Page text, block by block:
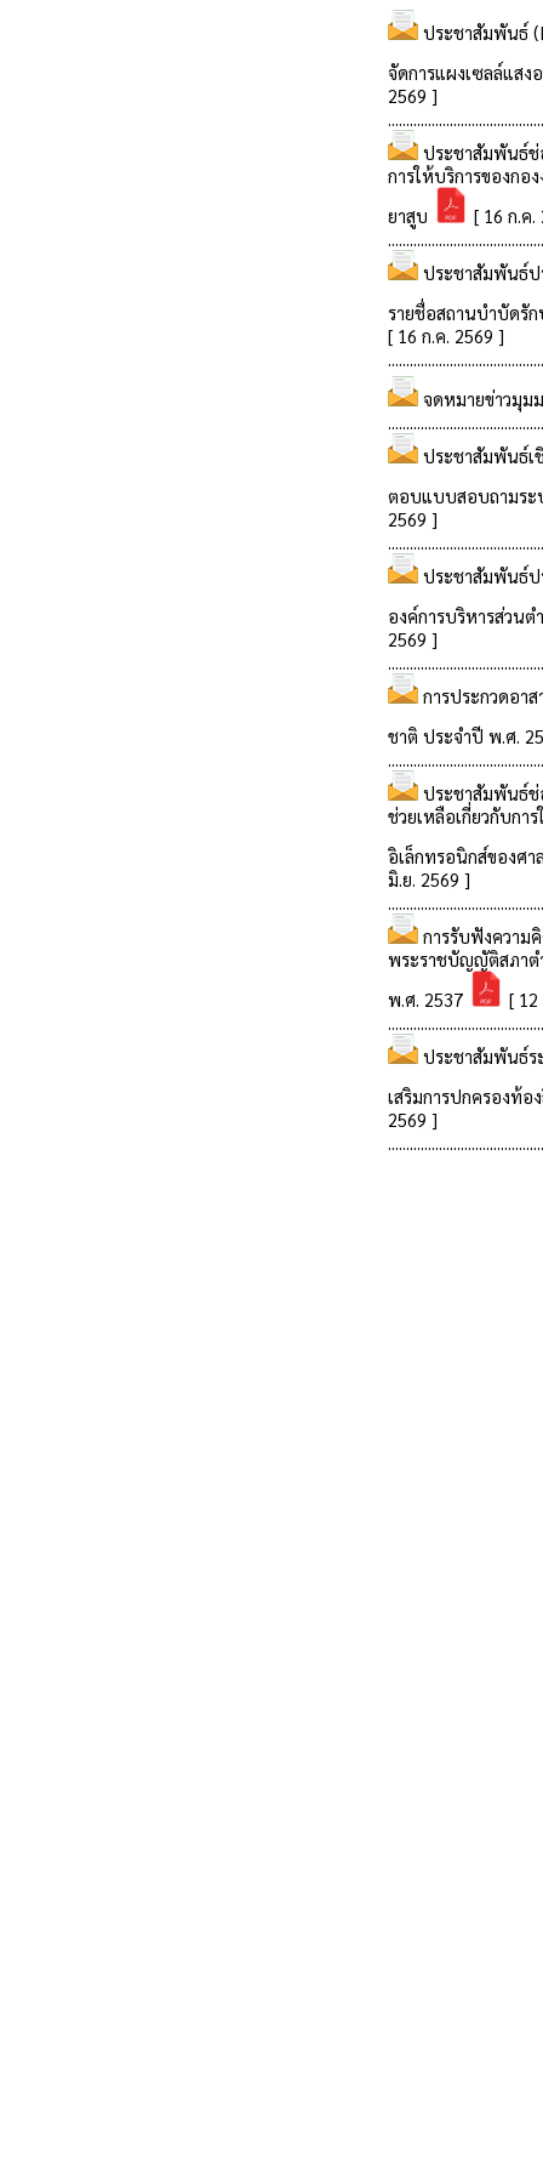
ประชาสัมพันธ์
จัดการแผงเซลล์แส
2569 ]
ประชาสัมพันธ์ช่
การให้บริการของก
ยาสูบ
[ 16 ก.ค.
ประชาสัมพันธ์ป
รายชื่อสถานบำบัดรั
[ 16 ก.ค. 2569 ]
จดหมายข่าวมุม
ประชาสัมพันธ์
ตอบแบบสอบถามร
2569 ]
ประชาสัมพันธ์ป
องค์การบริหารส่วนต
2569 ]
การประกวดอา
ชาติ ประจำปี พ.ศ.
ประชาสัมพันธ์ช่
ช่วยเหลือเกี่ยวกับกา
อิเล็กทรอนิกส์ของศ
มิ.ย. 2569 ]
การรับฟังความ
พระราชบัญญัติสภาต
พ.ศ. 2537
[ 12
ประชาสัมพันธ์ร
เสริมการปกครองท้อ
2569 ]